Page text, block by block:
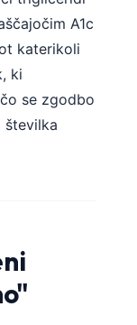
A1c
katerikoli
ki
se zgodbo
številka